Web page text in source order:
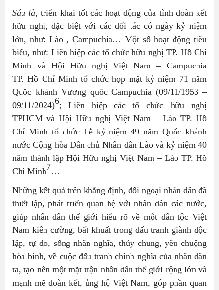
Sáu là, triển khai tốt các hoạt động của tình đoàn kết
hữu nghị, đặc biệt với các đối tác có ngày kỷ niệm
lớn, như: Lào , Campuchia… Một số hoạt động tiêu
biểu, như: Liên hiệp các tổ chức hữu nghị TP. Hồ Chí
Minh và Hội Hữu nghị Việt Nam – Campuchia
TP. Hồ Chí Minh tổ chức họp mặt kỷ niệm 71 năm
Quốc khánh Vương quốc Campuchia (09/11/1953 –
09/11/2024)6;
Liên hiệp các tổ chức hữu nghị
TPHCM và Hội Hữu nghị Việt Nam – Lào TP. Hồ
Chí Minh tổ chức Lễ kỷ niệm 49 năm Quốc khánh
nước Cộng hòa Dân chủ Nhân dân Lào và kỷ niệm 40
năm thành lập Hội Hữu nghị Việt Nam – Lào TP. Hồ
Chí Minh7…
Những kết quả trên khẳng định, đối ngoại nhân dân đã
thiết lập, phát triển quan hệ với nhân dân các nước,
giúp nhân dân thế giới hiểu rõ về một dân tộc Việt
Nam kiên cường, bất khuất trong đấu tranh giành độc
lập, tự do, sống nhân nghĩa, thủy chung, yêu chuộng
hòa bình, về cuộc đấu tranh chính nghĩa của nhân dân
ta, tạo nên một mặt trận nhân dân thế giới rộng lớn và
mạnh mẽ đoàn kết, ủng hộ Việt Nam, góp phần quan